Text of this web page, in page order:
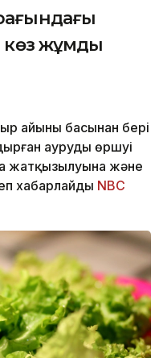
көз жұмды
айының басынан бері
аурудың өршуі
жатқызылуына және
хабарлайды NBC